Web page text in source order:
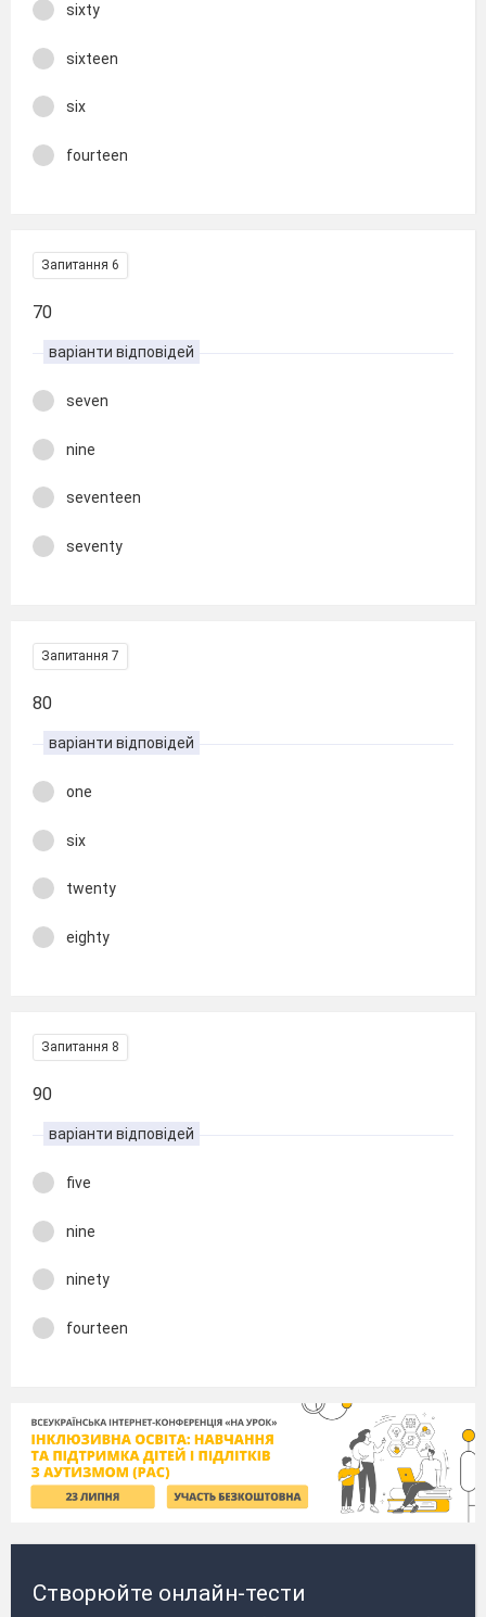
sixty
sixteen
six
fourteen
Запитання 6
70
варіанти відповідей
seven
nine
seventeen
seventy
Запитання 7
80
варіанти відповідей
one
six
twenty
eighty
Запитання 8
90
варіанти відповідей
five
nine
ninety
fourteen
Створюйте онлайн-тести